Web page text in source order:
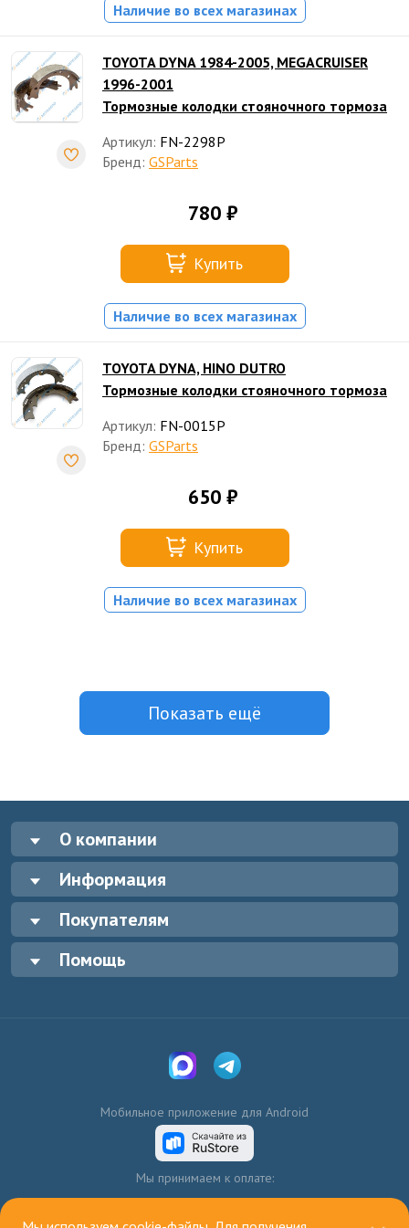
Наличие во всех магазинах
TOYOTA DYNA 1984-2005, MEGACRUISER
1996-2001
Тормозные колодки стояночного тормоза
Артикул: FN-2298P
Бренд: GSParts
780 ₽
Купить
Наличие во всех магазинах
TOYOTA DYNA, HINO DUTRO
Тормозные колодки стояночного тормоза
Артикул: FN-0015P
Бренд: GSParts
650 ₽
Купить
Наличие во всех магазинах
Показать ещё
О компании
Информация
Покупателям
Помощь
Мобильное приложение для Android
Мы принимаем к оплате: